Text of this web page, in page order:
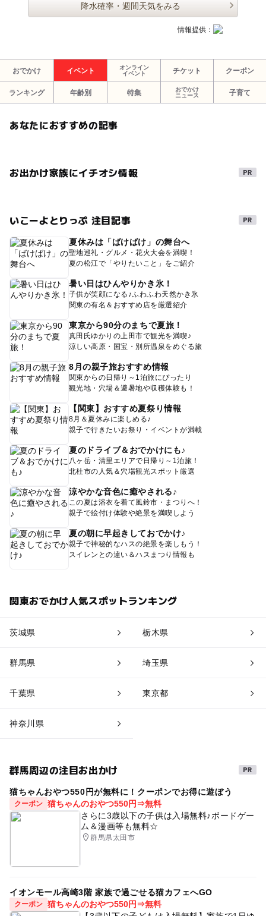
降水確率・週間天気をみる
情報提供：
おでかけ イベント
オンライン
イベント
チケット クーポン
ランキング 年齢別 特集
おでかけ
ニュース
子育て
あなたにおすすめの記事
お出かけ家族にイチオシ情報
いこーよとりっぷ 注目記事
夏休みは「ばけばけ」の舞台へ
聖地巡礼・グルメ・花火大会を満喫！
夏の松江で「やりたいこと」をご紹介
暑い日はひんやりかき氷！
子供が笑顔になる♪ふわふわ天然かき氷
関東の有名＆おすすめ店を厳選紹介
東京から90分のまちで夏旅！
真田氏ゆかりの上田市で観光を満喫♪
涼しい高原・国宝・別所温泉をめぐる旅
8月の親子旅おすすめ情報
関東からの日帰り～1泊旅にぴったり
観光地・穴場＆避暑地や収穫体験も！
【関東】おすすめ夏祭り情報
8月＆夏休みに楽しめる♪
親子で行きたいお祭り・イベントが満載
夏のドライブ＆おでかけにも♪
八ヶ岳・清里エリアで日帰り～1泊旅！
北杜市の人気＆穴場観光スポット厳選
涼やかな音色に癒やされる♪
この夏は浴衣を着て風鈴市・まつりへ！
親子で絵付け体験や絶景を満喫しよう
夏の朝に早起きしておでかけ♪
親子で神秘的なハスの絶景を楽しもう！
スイレンとの違い＆ハスまつり情報も
関東おでかけ人気スポットランキング
茨城県 栃木県
群馬県 埼玉県
千葉県 東京都
神奈川県
群馬周辺の注目お出かけ
猫ちゃんおやつ550円が無料に！クーポンでお得に遊ぼう
クーポン 猫ちゃんのおやつ550円⇒無料
さらに3歳以下の子供は入場無料♪ボードゲー
ム＆漫画等も無料☆
群馬県太田市
イオンモール高崎3階 家族で過ごせる猫カフェへGO
クーポン 猫ちゃんのおやつ550円⇒無料